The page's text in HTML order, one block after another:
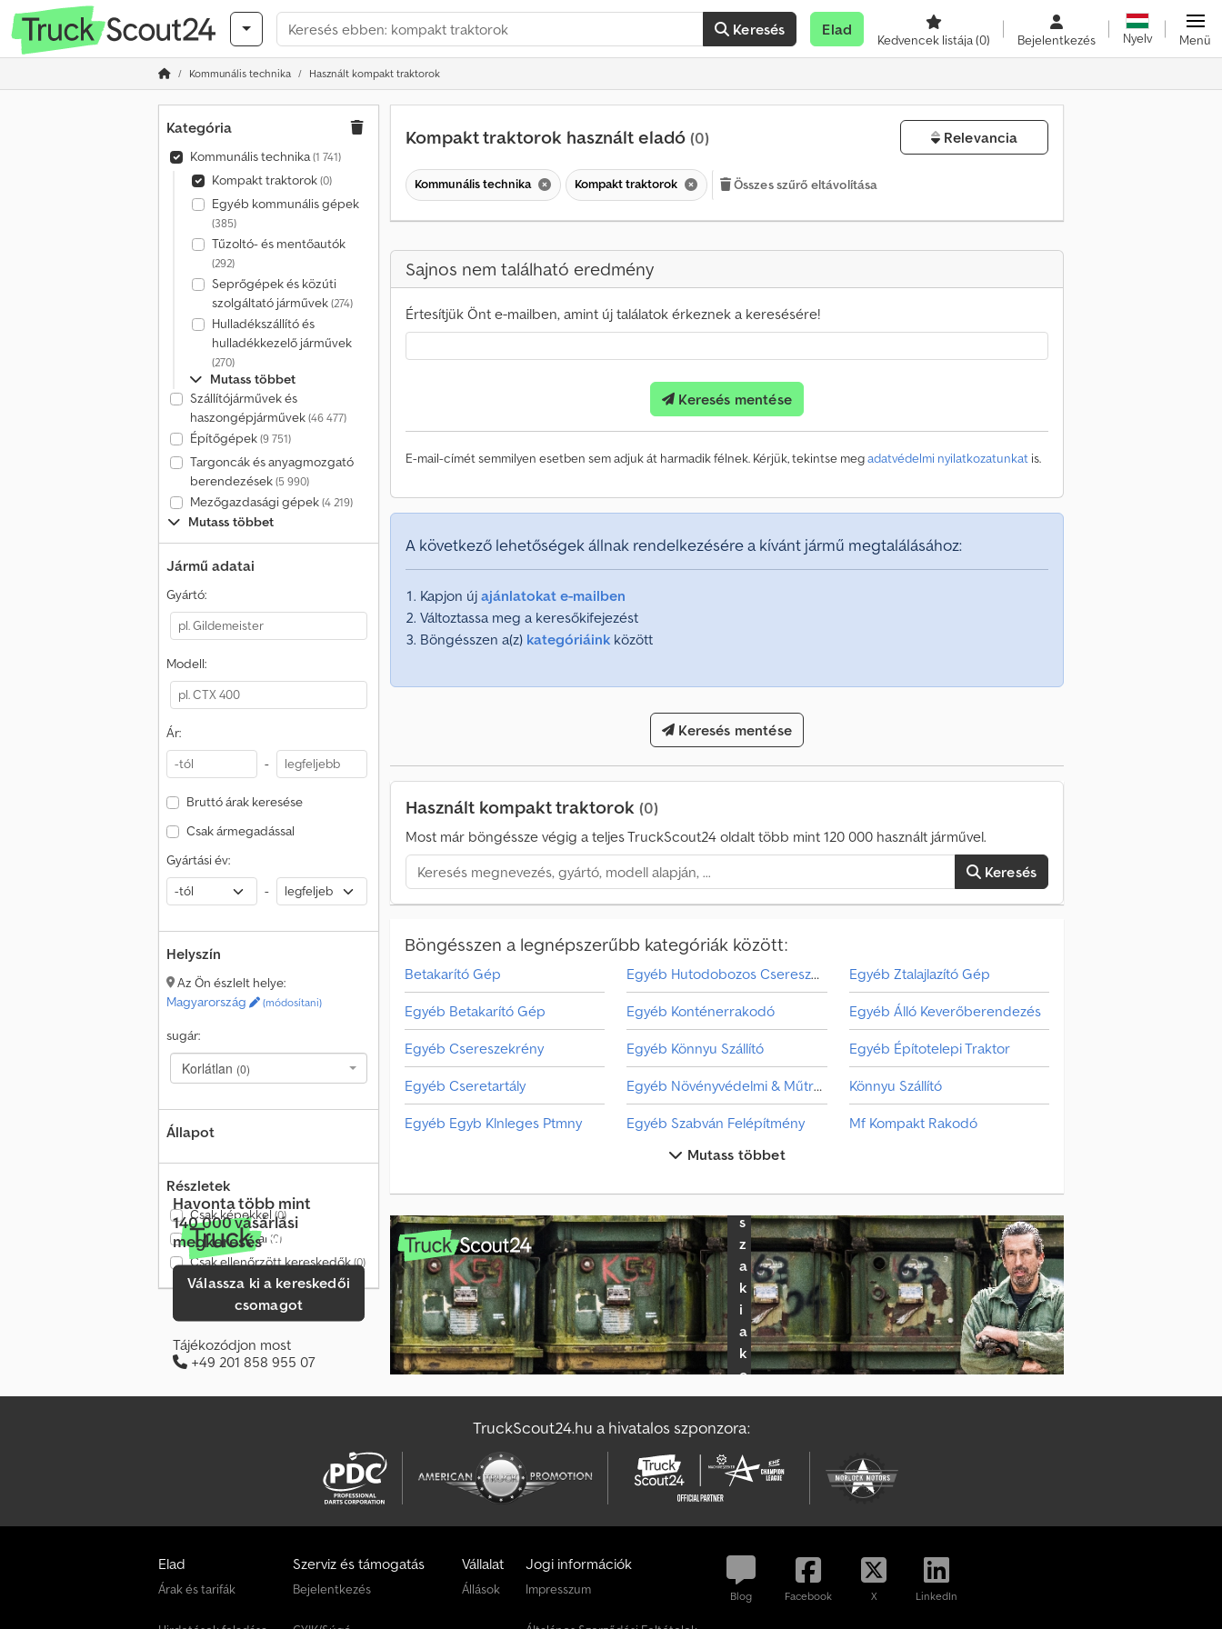
Keresés Elad
Kedvencek listája(0) Bejelentkezés Nyelv Menü
Kommunális technika Használt kompakt traktorok
Kategória
Kommunális technika(1 741)
Kompakt traktorok(0)
Egyéb kommunális gépek
(385)
Tűzoltó- és mentőautók
(292)
Seprőgépek és közúti
szolgáltató járművek(274)
Hulladékszállító és
hulladékkezelő járművek
(270)
Mutass többet
Szállítójárművek és
haszongépjárművek(46 477)
Építőgépek(9 751)
Targoncák és anyagmozgató
berendezések(5 990)
Mezőgazdasági gépek(4 219)
Mutass többet
Jármű adatai
Gyártó:
Modell:
Ár:
-
Bruttó árak keresése
Csak ármegadással
Gyártási év:
-
Helyszín
Az Ön észlelt helye:
Magyarország
(módosítani)
sugár:
Korlátlan (0)
Állapot
Részletek
Csak képekkel(0)
Csak videóval (0)
Csak ellenőrzött kereskedők(0)
Havonta több mint
140 000 vásárlási
megkeresés
Válassza ki a kereskedői
csomagot
Tájékozódjon most
+49 201 858 955 07
Kompakt traktorok használt eladó (0) Relevancia
Kommunális technika Kompakt traktorok Összes szűrő eltávolítása
Sajnos nem található eredmény
Értesítjük Önt e-mailben, amint új találatok érkeznek a keresésére!
Keresés mentése
E-mail-címét semmilyen esetben sem adjuk át harmadik félnek. Kérjük, tekintse megadatvédelmi nyilatkozatunkat is.
A következő lehetőségek állnak rendelkezésére a kívánt jármű megtalálásához:
Kapjon új ajánlatokat e-mailben
Változtassa meg a keresőkifejezést
Böngésszen a(z) kategóriáink között
Keresés mentése
Használt kompakt traktorok (0)
Most már böngéssze végig a teljes TruckScout24 oldalt több mint 120 000 használt járművel.
Keresés
Böngésszen a legnépszerűbb kategóriák között:
Betakarító Gép
Egyéb Betakarító Gép
Egyéb Csereszekrény
Egyéb Cseretartály
Egyéb Egyb Klnleges Ptmny
Egyéb Fa Szállító
Egyéb Homlokrakodo
Egyéb Homlokrakodo(Kerék)
Egyéb Hutodobozos Csereszekrény
Egyéb Konténerrakodó
Egyéb Könnyu Szállító
Egyéb Növényvédelmi & Műtrágyázó Gép
Egyéb Szabván Felépítmény
Egyéb Szita/Aprítómu
Egyéb Tartélyos Felépítmény
Egyéb Tuzoltó/Mento
Egyéb Vontató (Traktor)
Egyéb Ztalajlazító Gép
Egyéb Álló Keverőberendezés
Egyéb Építotelepi Traktor
Könnyu Szállító
Mf Kompakt Rakodó
Növényvédelmi & Műtrágyázó Gép
Mutass többet
H
a
t
a
ö
i
0
v
á
s
l
á
i
m
g
e
e
s
é
s
l
s
s
z
a
k
i
a
k
e
r
k
e
ő
s
TruckScout24.hu a hivatalos szponzora:
Elad
Árak és tarifák
Szerviz és támogatás
Bejelentkezés
Vállalat
Állások
Jogi információk
Impresszum Blog Facebook X LinkedIn